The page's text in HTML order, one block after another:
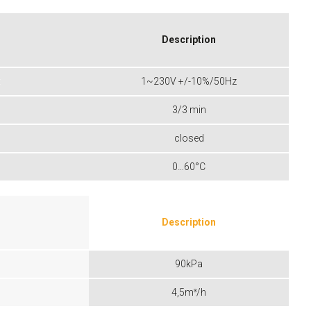
Description
1~230V +/-10%/50Hz
3/3 min
closed
0…60°C
Description
90kPa
4,5m³/h